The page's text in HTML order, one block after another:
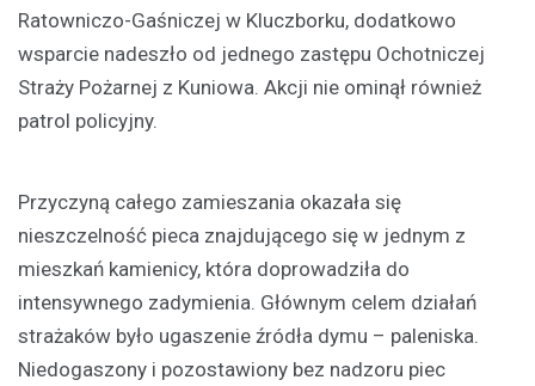
Ratowniczo-Gaśniczej w Kluczborku, dodatkowo
wsparcie nadeszło od jednego zastępu Ochotniczej
Straży Pożarnej z Kuniowa. Akcji nie ominął również
patrol policyjny.
Przyczyną całego zamieszania okazała się
nieszczelność pieca znajdującego się w jednym z
mieszkań kamienicy, która doprowadziła do
intensywnego zadymienia. Głównym celem działań
strażaków było ugaszenie źródła dymu – paleniska.
Niedogaszony i pozostawiony bez nadzoru piec